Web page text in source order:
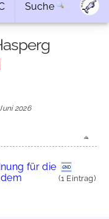
Suche
2026
für die
(1 Eintrag)